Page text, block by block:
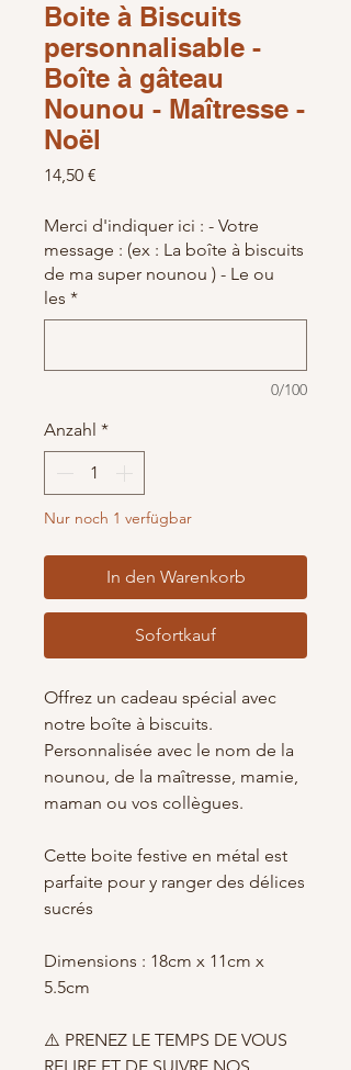
Boite à Biscuits
personnalisable -
Boîte à gâteau
Nounou - Maîtresse -
Noël
14,50 €
Merci d'indiquer ici : - Votre
message : (ex : La boîte à biscuits
de ma super nounou ) - Le ou
les *
0/100
Anzahl *
Nur noch 1 verfügbar
In den Warenkorb
Sofortkauf
Offrez un cadeau spécial avec
notre boîte à biscuits.
Personnalisée avec le nom de la
nounou, de la maîtresse, mamie,
maman ou vos collègues.
Cette boite festive en métal est
parfaite pour y ranger des délices
sucrés
Dimensions : 18cm x 11cm x
5.5cm
⚠️ PRENEZ LE TEMPS DE VOUS